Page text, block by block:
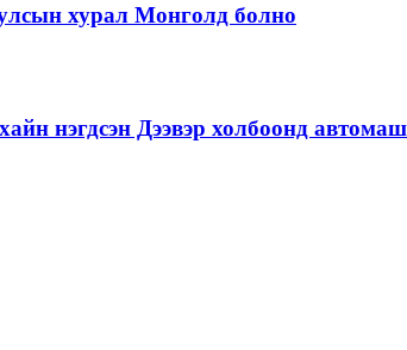
хурал Монголд болно
нэгдсэн Дээвэр холбоонд